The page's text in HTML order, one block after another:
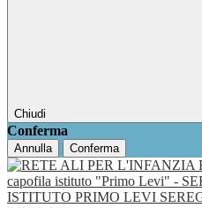
Chiudi
Conferma
Annulla Conferma
ISTITUTO PRIMO LEVI